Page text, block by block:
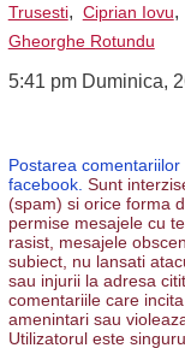
Trusesti, Ciprian Iovu,
Gheorghe Rotundu
5:41 pm Duminica,
Postarea
facebook. Sunt
(spam) si orice forma
permise mesajele cu
rasist, mesajele
subiect, nu lansati
sau injurii la adresa
comentariile care
amenintari sau
Utilizatorul este